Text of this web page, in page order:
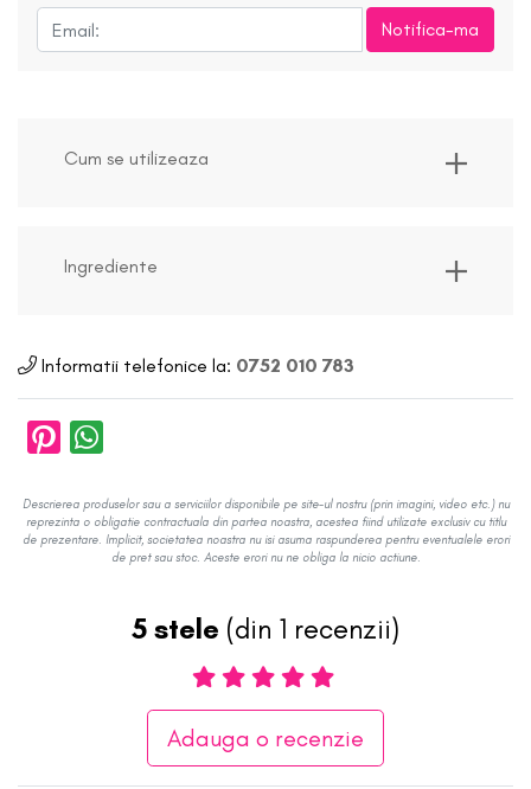
Notifica-ma
Cum se utilizeaza
Ingrediente
Informatii telefonice la: 0752 010 783
Descrierea produselor sau a serviciilor disponibile pe site-ul nostru (prin imagini, video etc.) nu
reprezinta o obligatie contractuala din partea noastra, acestea fiind utilizate exclusiv cu titlu
de prezentare. Implicit, societatea noastra nu isi asuma raspunderea pentru eventualele erori
de pret sau stoc. Aceste erori nu ne obliga la nicio actiune.
5 stele (din 1 recenzii)
Adauga o recenzie